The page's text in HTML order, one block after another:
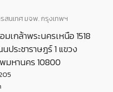
สนเทศ มจพ. กรุงเทพฯ
เกล้าพระนครเหนือ 1518
ประชาราษฎร์ 1 แขวง
มหานคร 10800